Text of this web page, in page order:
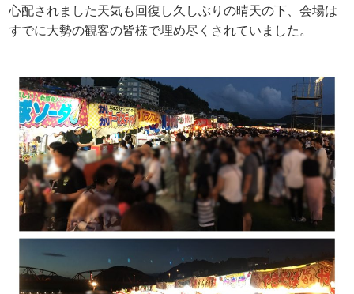
心配されました天気も回復し久しぶりの晴天の下、会場は
すでに大勢の観客の皆様で埋め尽くされていました。